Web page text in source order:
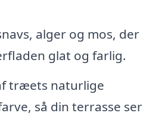
alger og mos, der
glat og farlig.
træets naturlige
så din terrasse ser